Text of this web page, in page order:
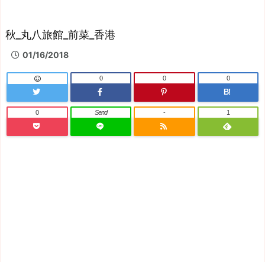
秋_丸八旅館_前菜_香港
01/16/2018
0 0
B!
0
0 Send - 1